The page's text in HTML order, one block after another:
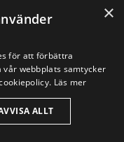
en ny och
och utan
×
för att förbättra
vår webbplats samtycker
Läs mer
ALLT